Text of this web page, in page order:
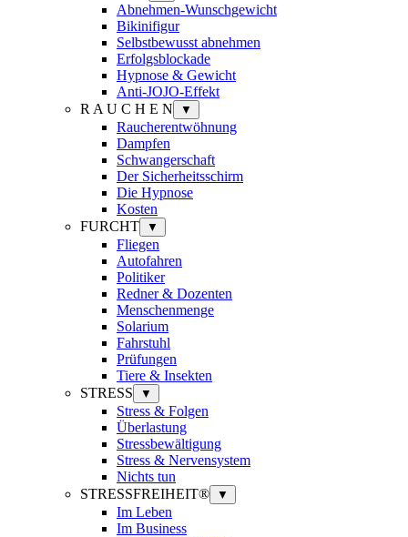
Abnehmen-Wunschgewicht
Bikinifigur
Selbstbewusst abnehmen
Erfolgsblockade
Hypnose & Gewicht
Anti-JOJO-Effekt
R A U C H E N
▼
Raucherentwöhnung
Dampfen
Schwangerschaft
Der Sicherheitsschirm
Die Hypnose
Kosten
FURCHT
▼
Fliegen
Autofahren
Politiker
Redner & Dozenten
Menschenmenge
Solarium
Fahrstuhl
Prüfungen
Tiere & Insekten
STRESS
▼
Stress & Folgen
Überlastung
Stressbewältigung
Stress & Nervensystem
Nichts tun
STRESSFREIHEIT®
▼
Im Leben
Im Business